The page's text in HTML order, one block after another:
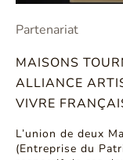
Partenariat
MAISONS
ALLIANCE
VIVRE
L’union de deux
(Entreprise du